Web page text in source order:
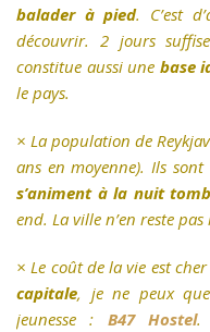
balader à pied. C’est
découvrir. 2 jours
constitue aussi une base
le pays.
× La population de
ans en moyenne). Ils
s’animent à la nuit
end. La ville n’en reste
× Le coût de la vie est
capitale, je ne peux
jeunesse : B47 Hostel.